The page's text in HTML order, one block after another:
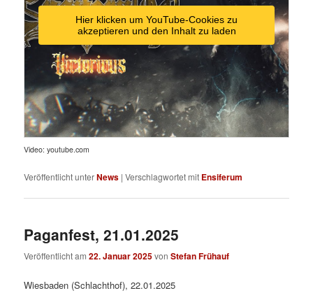
Hier klicken um YouTube-Cookies zu
akzeptieren und den Inhalt zu laden
Video: youtube.com
Veröffentlicht unterNews |Verschlagwortet mit Ensiferum
Paganfest, 21.01.2025
Veröffentlicht am22. Januar 2025vonStefan Frühauf
Wiesbaden (Schlachthof), 22.01.2025